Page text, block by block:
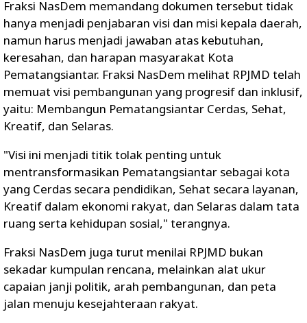
Fraksi NasDem memandang dokumen tersebut tidak
hanya menjadi penjabaran visi dan misi kepala daerah,
namun harus menjadi jawaban atas kebutuhan,
keresahan, dan harapan masyarakat Kota
Pematangsiantar. Fraksi NasDem melihat RPJMD telah
memuat visi pembangunan yang progresif dan inklusif,
yaitu: Membangun Pematangsiantar Cerdas, Sehat,
Kreatif, dan Selaras.
"Visi ini menjadi titik tolak penting untuk
mentransformasikan Pematangsiantar sebagai kota
yang Cerdas secara pendidikan, Sehat secara layanan,
Kreatif dalam ekonomi rakyat, dan Selaras dalam tata
ruang serta kehidupan sosial," terangnya.
Fraksi NasDem juga turut menilai RPJMD bukan
sekadar kumpulan rencana, melainkan alat ukur
capaian janji politik, arah pembangunan, dan peta
jalan menuju kesejahteraan rakyat.